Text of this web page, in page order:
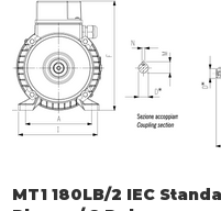
MT1 180LB/2 IEC